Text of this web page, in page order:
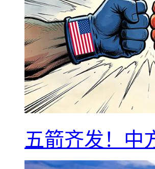
五箭齐发！中